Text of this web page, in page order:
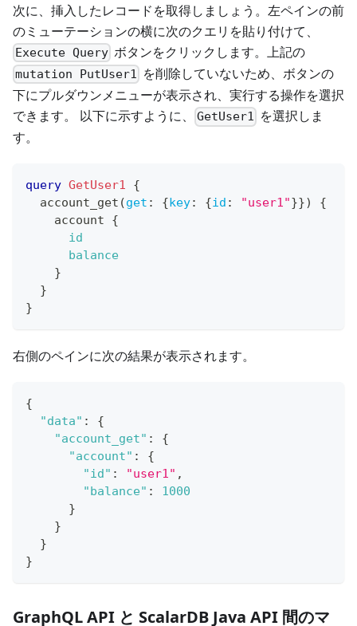
次に、挿入したレコードを取得しましょう。左ペインの前
のミューテーションの横に次のクエリを貼り付けて、
Execute Query ボタンをクリックします。上記の
mutation PutUser1 を削除していないため、ボタンの
下にプルダウンメニューが表示され、実行する操作を選択
できます。 以下に示すように、
GetUser1 を選択しま
す。
query GetUser1
{
account_get (get : { key: {id : "user1"}})
{
account
{
id
balance
}
}
}
右側のペインに次の結果が表示されます。
{
"data" :
{
"account_get" :
{
"account" :
{
"id" : "user1" ,
"balance" :
1000
}
}
}
}
GraphQL API と ScalarDB Java API 間のマ